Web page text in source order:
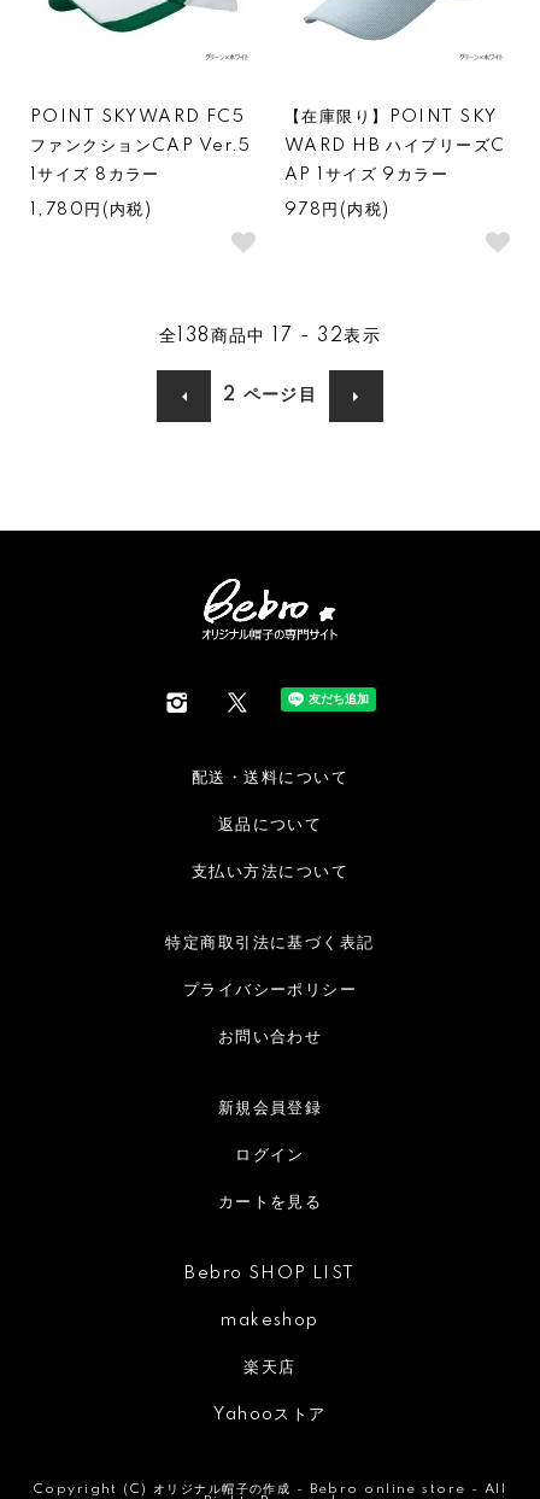
POINT SKYWARD FC5
ファンクションCAP Ver.5
1サイズ 8カラー
1,780円(内税)
【在庫限り】POINT SKY
WARD HB ハイブリーズC
AP 1サイズ 9カラー
978円(内税)
全 138商品中 17 - 32表示
2 ページ目
配送・送料について
返品について
支払い方法について
特定商取引法に基づく表記
プライバシーポリシー
お問い合わせ
新規会員登録
ログイン
カートを見る
Bebro SHOP LIST
makeshop
楽天店
Yahooストア
Copyright (C)オリジナル帽子の作成 - Bebro online store - All